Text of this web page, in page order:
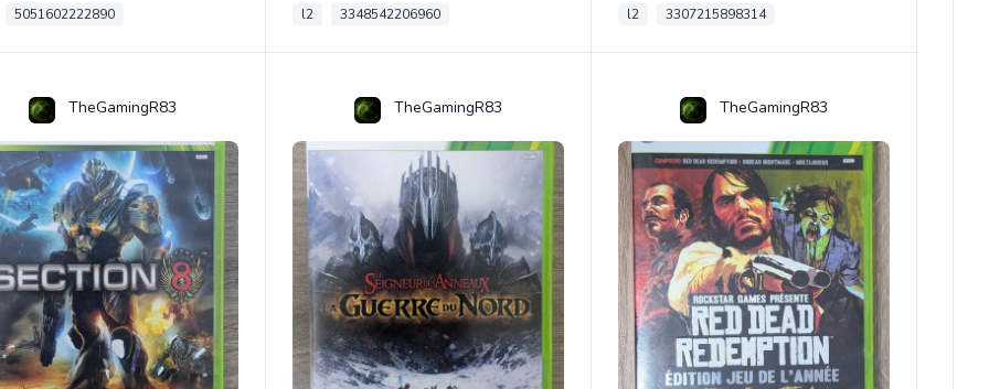
5051602222890 l2 3348542206960 l2 3307215898314
TheGamingR83 TheGamingR83 TheGamingR83